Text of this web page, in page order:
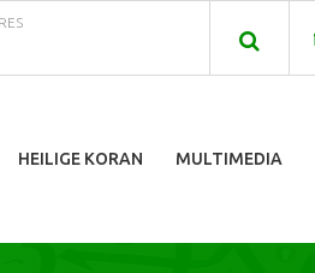
HEILIGE KORAN MULTIMEDIA